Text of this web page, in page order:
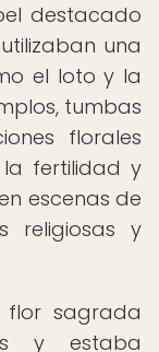
destacado
una
el loto y la
tumbas
florales
la fertilidad y
escenas de
religiosas y
flor sagrada
y estaba